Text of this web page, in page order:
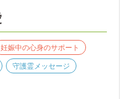
妊娠中の心身のサポート
守護霊メッセージ